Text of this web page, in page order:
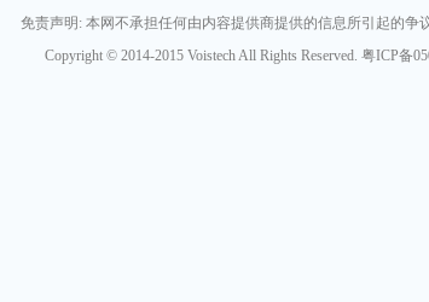
免责声明: 本网不承担任何由内容提供商提供的信息所引起的争
Copyright © 2014-2015 Voistech All Rights Reserved. 粤ICP备